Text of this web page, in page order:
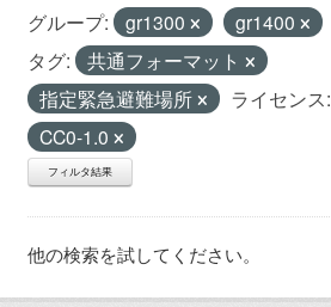
グループ: gr1300
gr1400
タグ:
共通フォーマット
指定緊急避難場所
ライセンス:
CC0-1.0
フィルタ結果
他の検索を試してください。